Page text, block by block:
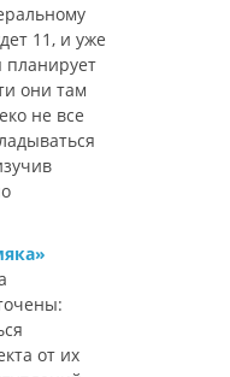
11, и уже
планирует
они там
не все
от их